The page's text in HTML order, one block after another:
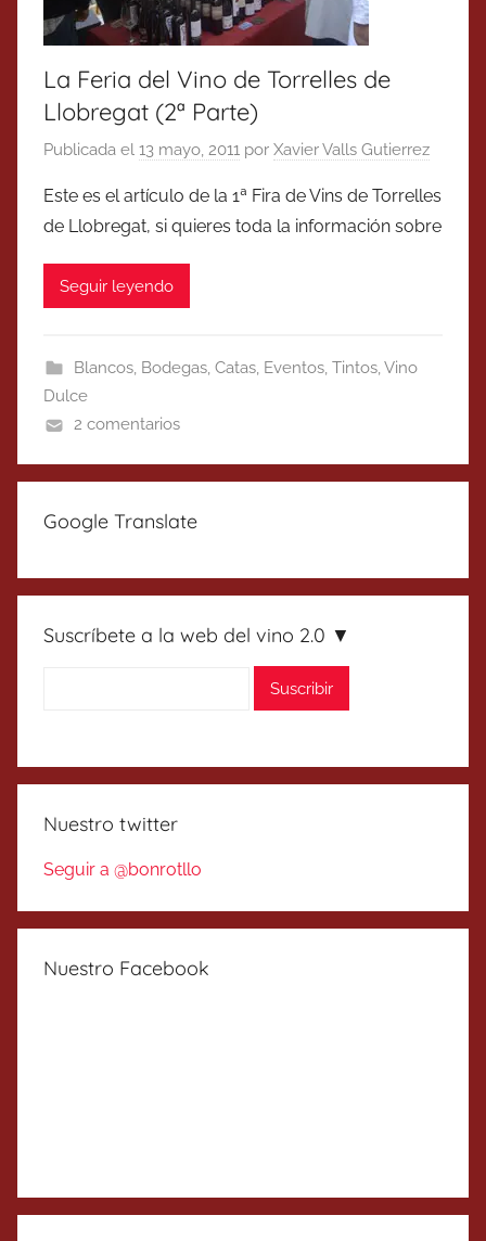
La Feria del Vino de Torrelles de
Llobregat (2ª Parte)
Publicada el 13 mayo, 2011 por Xavier Valls Gutierrez
Este es el artículo de la 1ª Fira de Vins de Torrelles
de Llobregat, si quieres toda la información sobre
Seguir leyendo
Blancos, Bodegas, Catas, Eventos, Tintos,Vino
Dulce
2 comentarios
Google Translate
Suscríbete a la web del vino 2.0 ▼
Nuestro twitter
Seguir a @bonrotllo
Nuestro Facebook